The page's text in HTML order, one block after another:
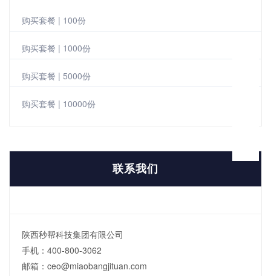
购买套餐 | 100份
购买套餐 | 1000份
购买套餐 | 5000份
购买套餐 | 10000份
联系我们
陕西秒帮科技集团有限公司
手机：400-800-3062
邮箱：ceo@miaobangjituan.com